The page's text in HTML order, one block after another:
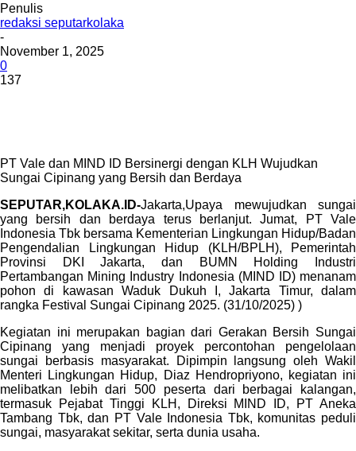
Penulis
redaksi seputarkolaka
-
November 1, 2025
0
137
PT Vale dan MIND ID Bersinergi dengan KLH Wujudkan
Sungai Cipinang yang Bersih dan Berdaya
SEPUTAR,KOLAKA.ID-Jakarta,Upaya mewujudkan sungai
yang bersih dan berdaya terus berlanjut. Jumat, PT Vale
Indonesia Tbk bersama Kementerian Lingkungan Hidup/Badan
Pengendalian Lingkungan Hidup (KLH/BPLH), Pemerintah
Provinsi DKI Jakarta, dan BUMN Holding Industri
Pertambangan Mining Industry Indonesia (MIND ID) menanam
pohon di kawasan Waduk Dukuh I, Jakarta Timur, dalam
rangka Festival Sungai Cipinang 2025. (31/10/2025) )
Kegiatan ini merupakan bagian dari Gerakan Bersih Sungai
Cipinang yang menjadi proyek percontohan pengelolaan
sungai berbasis masyarakat. Dipimpin langsung oleh Wakil
Menteri Lingkungan Hidup, Diaz Hendropriyono, kegiatan ini
melibatkan lebih dari 500 peserta dari berbagai kalangan,
termasuk Pejabat Tinggi KLH, Direksi MIND ID, PT Aneka
Tambang Tbk, dan PT Vale Indonesia Tbk, komunitas peduli
sungai, masyarakat sekitar, serta dunia usaha.